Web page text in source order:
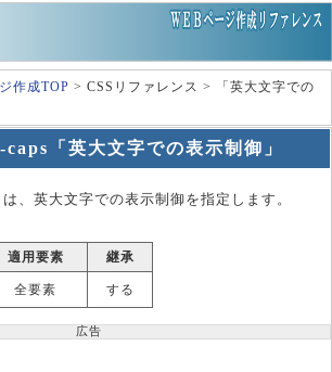
作成TOP > CSSリファレンス > 「英大文字での
「英大文字での表示制御」
、英大文字での表示制御を指定します。
適用要素 継承
全要素 する
広告